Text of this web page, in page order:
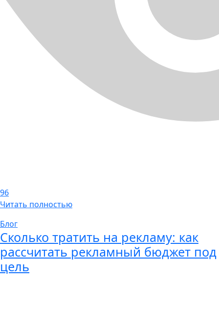
96
Читать полностью
Блог
Сколько тратить на рекламу: как
рассчитать рекламный бюджет под
цель